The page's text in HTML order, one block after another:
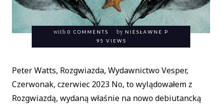
with 0 COMMENTS by NIESŁAWNE P
95 VIEWS
Peter Watts, Rozgwiazda, Wydawnictwo Vesper,
Czerwonak, czerwiec 2023 No, to wylądowałem z
Rozgwiazdą, wydaną właśnie na nowo debiutancką